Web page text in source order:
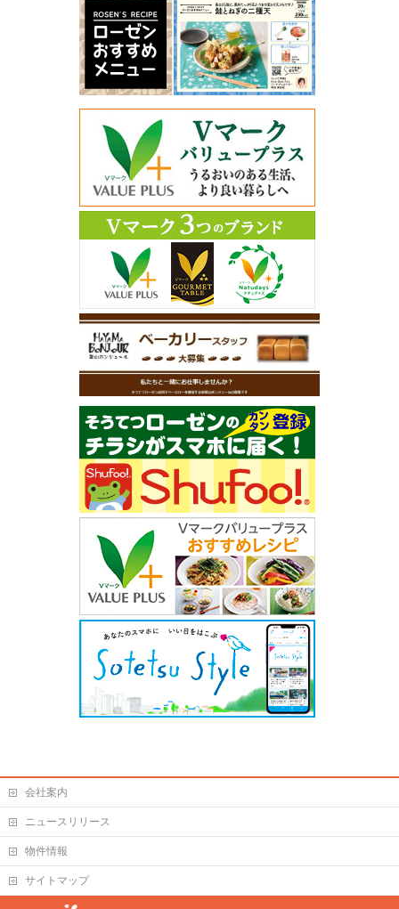
会社案内
ニュースリリース
物件情報
サイトマップ